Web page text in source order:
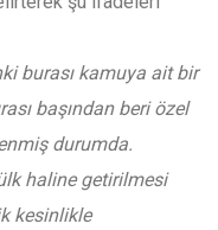
burası kamuya ait bir
başından beri özel
durumda.
haline getirilmesi
kesinlikle